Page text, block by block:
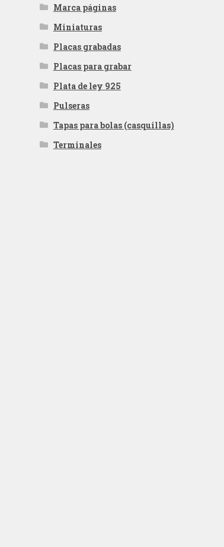
Marca páginas
Miniaturas
Placas grabadas
Placas para grabar
Plata de ley 925
Pulseras
Tapas para bolas (casquillas)
Terminales